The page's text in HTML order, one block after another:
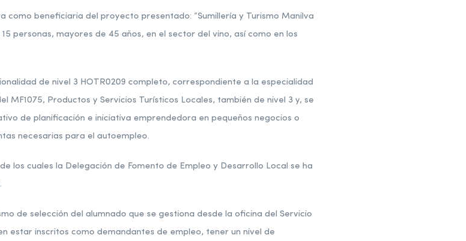
como beneficiaria del proyecto presentado: “Sumillería y Turismo Manilva
personas, mayores de 45 años, en el sector del vino, así como en los
de nivel 3 HOTR0209 completo, correspondiente a la especialidad
MF1075, Productos y Servicios Turísticos Locales, también de nivel 3 y, se
de planificación e iniciativa emprendedora en pequeños negocios o
necesarias para el autoempleo.
los cuales la Delegación de Fomento de Empleo y Desarrollo Local se ha
de selección del alumnado que se gestiona desde la oficina del Servicio
estar inscritos como demandantes de empleo, tener un nivel de